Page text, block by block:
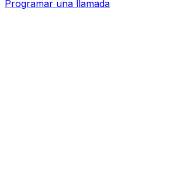
Programar una llamada